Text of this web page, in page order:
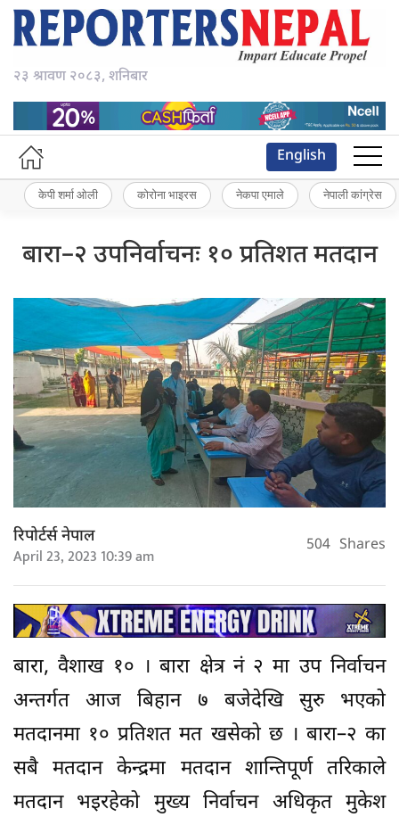
२३ श्रावण २०८३, शनिबार
English
केपी शर्मा ओली कोरोना भाइरस नेकपा एमाले नेपाली कांग्रेस
बारा–२ उपनिर्वाचनः १० प्रतिशत मतदान
रिपोर्टर्स नेपाल
April 23, 2023 10:39 am 504 Shares
बारा, वैशाख १० । बारा क्षेत्र नं २ मा उप निर्वाचन
अन्तर्गत आज बिहान ७ बजेदेखि सुरु भएको
मतदानमा १० प्रतिशत मत खसेको छ । बारा–२ का
सबै मतदान केन्द्रमा मतदान शान्तिपूर्ण तरिकाले
मतदान भइरहेको मुख्य निर्वाचन अधिकृत मुकेश